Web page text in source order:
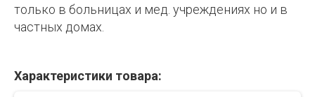
только в больницах и мед. учреждениях но и в
частных домах.
Характеристики товара: